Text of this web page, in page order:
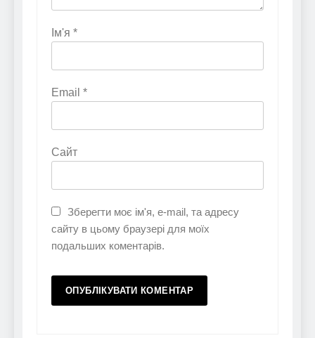
Ім'я *
Email *
Сайт
Зберегти моє ім'я, e-mail, та адресу
сайту в цьому браузері для моїх
подальших коментарів.